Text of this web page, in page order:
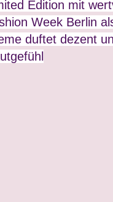
Edition mit
Week Berlin
duftet dezent